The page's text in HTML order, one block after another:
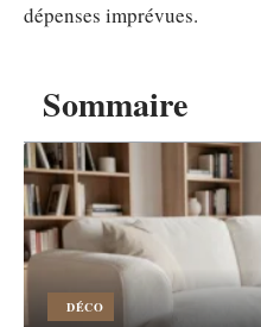
Sommaire
DÉCO
dépenses imprévues.